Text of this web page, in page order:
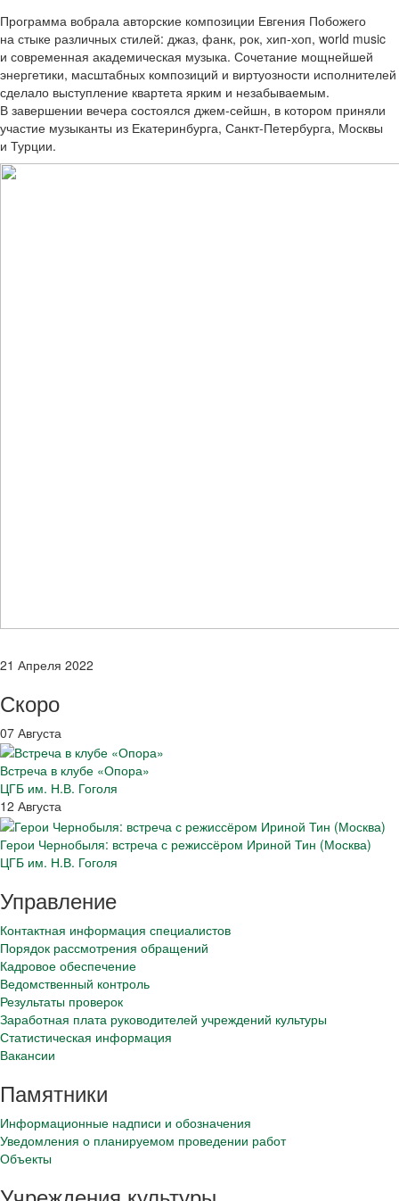
Программа вобрала авторские композиции Евгения Побожего
на стыке различных стилей: джаз, фанк, рок, хип-хоп, world music
и современная академическая музыка. Сочетание мощнейшей
энергетики, масштабных композиций и виртуозности исполнителей
сделало выступление квартета ярким и незабываемым.
В завершении вечера состоялся джем-сейшн, в котором приняли
участие музыканты из Екатеринбурга, Санкт-Петербурга, Москвы
и Турции.
21 Апреля 2022
Скоро
07 Августа
Встреча в клубе «Опора»
ЦГБ им. Н.В. Гоголя
12 Августа
Герои Чернобыля: встреча с режиссёром Ириной Тин (Москва)
ЦГБ им. Н.В. Гоголя
Управление
Контактная информация специалистов
Порядок рассмотрения обращений
Кадровое обеспечение
Ведомственный контроль
Результаты проверок
Заработная плата руководителей учреждений культуры
Статистическая информация
Вакансии
Памятники
Информационные надписи и обозначения
Уведомления о планируемом проведении работ
Объекты